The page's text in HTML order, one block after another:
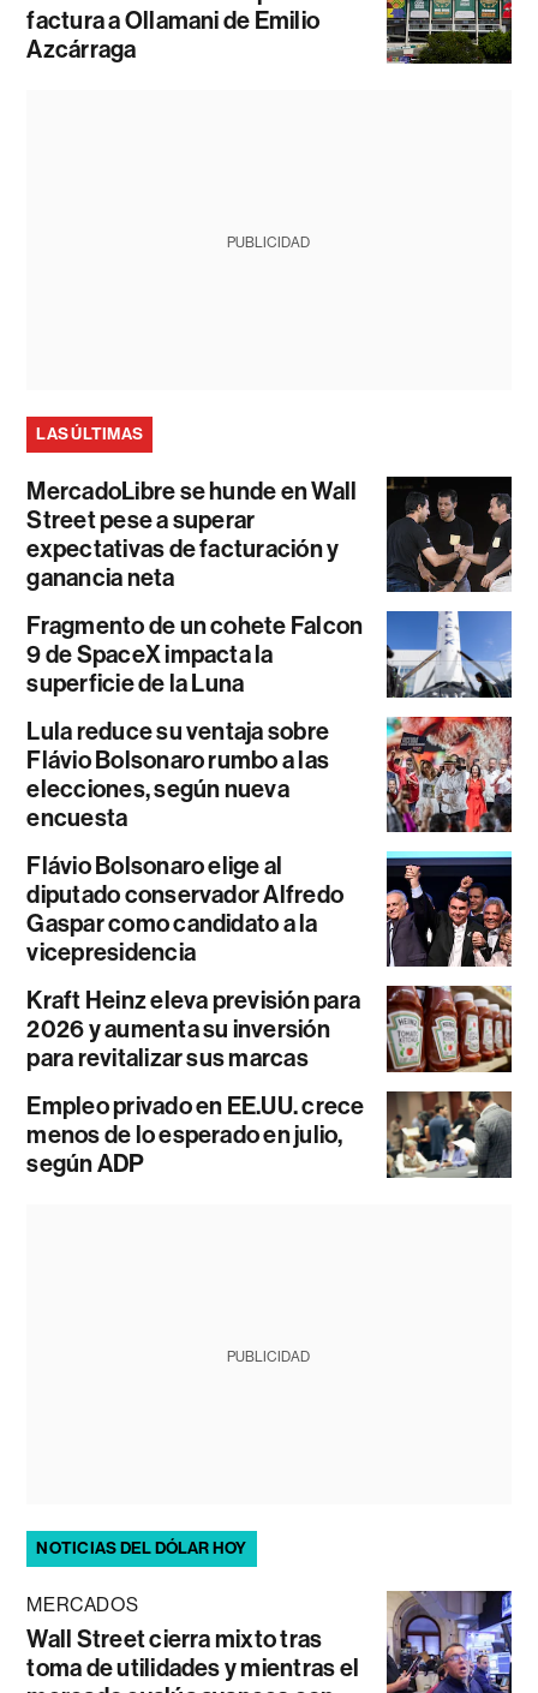
factura a Ollamani de Emilio
Azcárraga
PUBLICIDAD
LAS ÚLTIMAS
MercadoLibre se hunde en Wall
Street pese a superar
expectativas de facturación y
ganancia neta
Fragmento de un cohete Falcon
9 de SpaceX impacta la
superficie de la Luna
Lula reduce su ventaja sobre
Flávio Bolsonaro rumbo a las
elecciones, según nueva
encuesta
Flávio Bolsonaro elige al
diputado conservador Alfredo
Gaspar como candidato a la
vicepresidencia
Kraft Heinz eleva previsión para
2026 y aumenta su inversión
para revitalizar sus marcas
Empleo privado en EE.UU. crece
menos de lo esperado en julio,
según ADP
PUBLICIDAD
NOTICIAS DEL DÓLAR HOY
MERCADOS
Wall Street cierra mixto tras
toma de utilidades y mientras el